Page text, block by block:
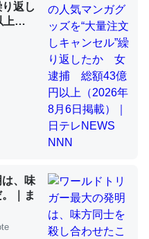
を大量に使う脊椎動物と貝
だと殻を無くしてナメク
問題＝「昆虫はなぜ海にいな
。でたまに覗いてる。ぼ
あと、Googleマップで
返し
、味
｜ま